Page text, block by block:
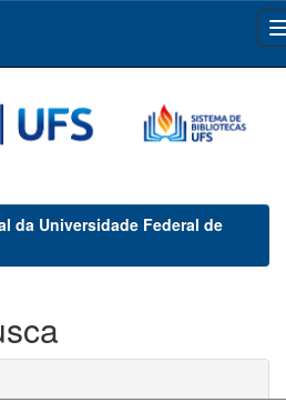
da Universidade Federal de